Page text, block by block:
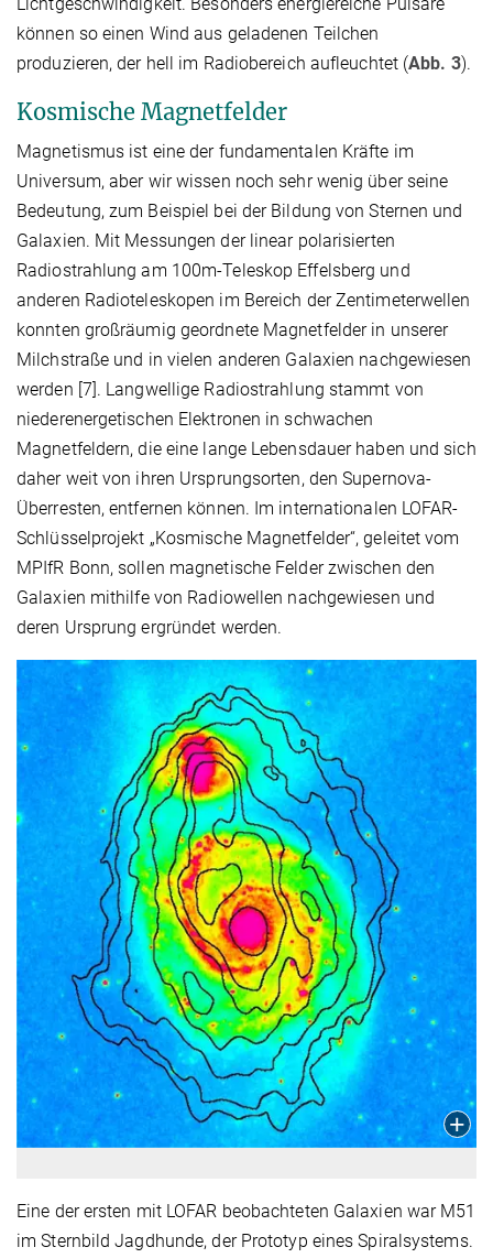
können so einen Wind aus geladenen Teilchen
produzieren, der hell im Radiobereich aufleuchtet (Abb. 3).
Kosmische Magnetfelder
Magnetismus ist eine der fundamentalen Kräfte im
Universum, aber wir wissen noch sehr wenig über seine
Bedeutung, zum Beispiel bei der Bildung von Sternen und
Galaxien. Mit Messungen der linear polarisierten
Radiostrahlung am 100m-Teleskop Effelsberg und
anderen Radioteleskopen im Bereich der Zentimeterwellen
konnten großräumig geordnete Magnetfelder in unserer
Milchstraße und in vielen anderen Galaxien nachgewiesen
werden [7]. Langwellige Radiostrahlung stammt von
niederenergetischen Elektronen in schwachen
Magnetfeldern, die eine lange Lebensdauer haben und sich
daher weit von ihren Ursprungsorten, den Supernova-
Überresten, entfernen können. Im internationalen LOFAR-
Schlüsselprojekt „Kosmische Magnetfelder“, geleitet vom
MPIfR Bonn, sollen magnetische Felder zwischen den
Galaxien mithilfe von Radiowellen nachgewiesen und
deren Ursprung ergründet werden.
Eine der ersten mit LOFAR beobachteten Galaxien war M51
im Sternbild Jagdhunde, der Prototyp eines Spiralsystems.